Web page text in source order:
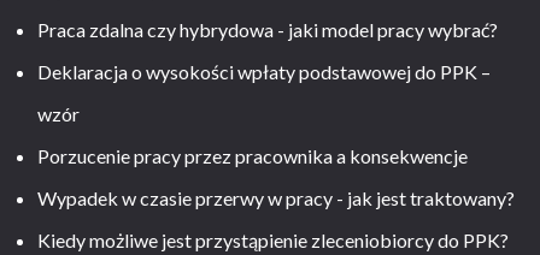
Praca zdalna czy hybrydowa - jaki model pracy wybrać?
Deklaracja o wysokości wpłaty podstawowej do PPK –
wzór
Porzucenie pracy przez pracownika a konsekwencje
Wypadek w czasie przerwy w pracy - jak jest traktowany?
Kiedy możliwe jest przystąpienie zleceniobiorcy do PPK?